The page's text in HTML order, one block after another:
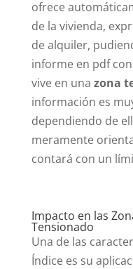
ofrece
de la vivienda,
de alquiler,
informe en pdf
vive en una zona
información es
dependiendo de
meramente
contará con un
Impacto en las
Tensionado
Una de las
Índice es su